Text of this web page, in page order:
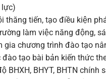
lực)
thăng tiến, tạo điều kiện
làm việc năng động,
gia chương trình đào tạo
tạo bài bản kiến thức
BHXH, BHYT, BHTN